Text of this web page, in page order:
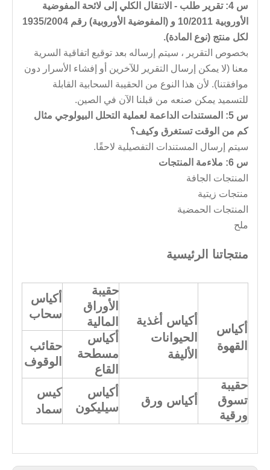
س 4: تقرير طلب - الانتقال الكلي إلى لائحة المفوضية
الأوروبية 10/2011 و (المفوضية الأوروبية) رقم 1935/2004
لكل منتج (نوع المادة).
بخصوص التقرير ، سيتم إرساله بعد توقيع اتفاقية السرية
معنا (لا يمكن إرسال التقرير للآخرين أو إفشاء الأسرار دون
موافقتنا). لأن هذا النوع من الحقيبة السحابية القابلة
للتسميد يمكن صنعه من قبلنا الآن في الصين.
س 5: المستندات الداعمة لعملية التحلل البيولوجي مثال
كم من الوقت تستغرق وكيف؟
سيتم إرسال المستندات التفصيلية لاحقًا.
س 6: ملاءمة المنتجات
المنتجات الجافة
منتجات زيتية
المنتجات الحمضية
ملح
منتجاتنا الرئيسية
أكياس
القهوة
أكياس أغذية
الحيوانات
الأليفة
حقيبة
الأوراق
المالية
أكياس
سحاب
أكياس
مسطحة
القاع
حقائب
الوقوف
حقيبة
تسوق
ورقية
أكياس ورق
أكياس
سيليكون
كيس
سماد